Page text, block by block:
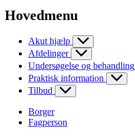
Hovedmenu
Akut hjælp
Afdelinger
Undersøgelse og behandling
Praktisk information
Tilbud
Borger
Fagperson